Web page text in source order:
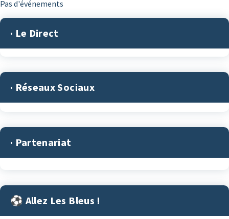
Pas d'événements
· Le Direct
· Réseaux Sociaux
· Partenariat
⚽︎ Allez Les Bleus !